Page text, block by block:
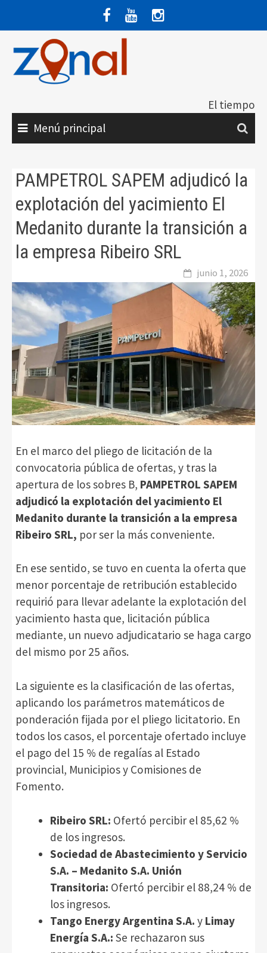
contenido
El tiempo
Menú principal
PAMPETROL SAPEM adjudicó la
explotación del yacimiento El
Medanito durante la transición a
la empresa Ribeiro SRL
junio 1, 2026
En el marco del pliego de licitación de la
convocatoria pública de ofertas, y tras la
apertura de los sobres B, PAMPETROL SAPEM
adjudicó la explotación del yacimiento El
Medanito durante la transición a la empresa
Ribeiro SRL, por ser la más conveniente.
En ese sentido, se tuvo en cuenta la oferta que
menor porcentaje de retribución establecido
requirió para llevar adelante la explotación del
yacimiento hasta que, licitación pública
mediante, un nuevo adjudicatario se haga cargo
del mismo por 25 años.
La siguiente es la clasificación de las ofertas,
aplicando los parámetros matemáticos de
ponderación fijada por el pliego licitatorio. En
todos los casos, el porcentaje ofertado incluye
el pago del 15 % de regalías al Estado
provincial, Municipios y Comisiones de
Fomento.
Ribeiro SRL: Ofertó percibir el 85,62 %
de los ingresos.
Sociedad de Abastecimiento y Servicio
S.A. – Medanito S.A. Unión
Transitoria: Ofertó percibir el 88,24 % de
los ingresos.
Tango Energy Argentina S.A. y Limay
Energía S.A.: Se rechazaron sus